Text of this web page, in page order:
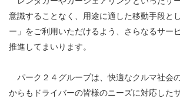
意識することなく、用途に適した移動手段と
ー」をご利用いただけるよう、さらなるサー
推進してまいります。
パーク２４グループは、快適なクルマ社会
からもドライバーの皆様のニーズに対応した